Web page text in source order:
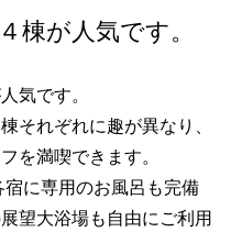
棟が人気です。
気です。
それぞれに趣が異なり、
を満喫できます。
に専用のお風呂も完備
望大浴場も自由にご利用